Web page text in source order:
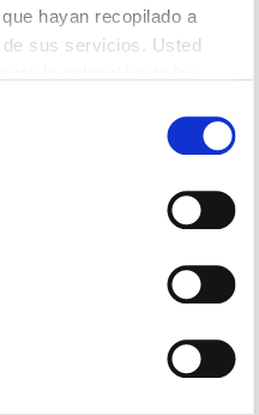
hayan recopilado a
sus servicios. Usted
La Telefonía
que mejoran la